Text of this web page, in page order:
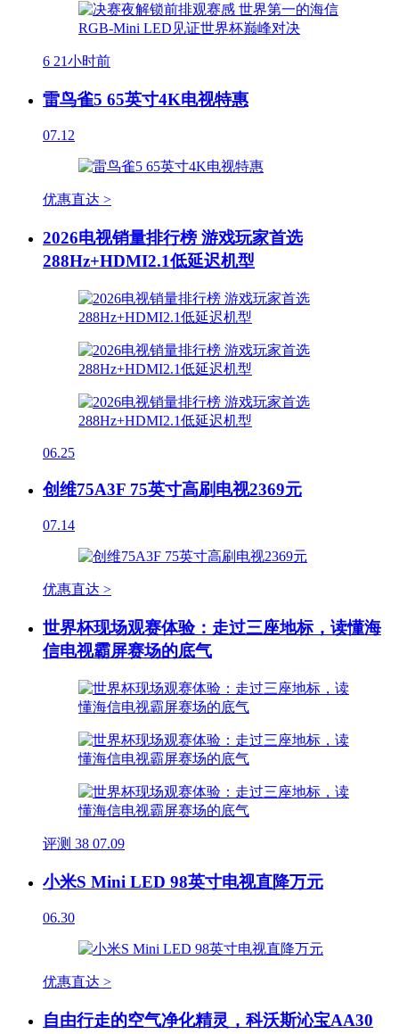
6 21小时前
雷鸟雀5 65英寸4K电视特惠
07.12
优惠直达 >
2026电视销量排行榜 游戏玩家首选
288Hz+HDMI2.1低延迟机型
06.25
创维75A3F 75英寸高刷电视2369元
07.14
优惠直达 >
世界杯现场观赛体验：走过三座地标，读懂海
信电视霸屏赛场的底气
评测 38 07.09
小米S Mini LED 98英寸电视直降万元
06.30
优惠直达 >
自由行走的空气净化精灵，科沃斯沁宝AA30